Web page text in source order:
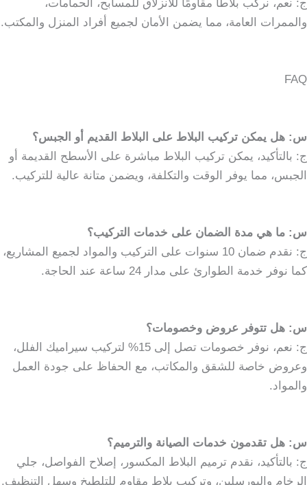
ج: نعم، نركب بلاطًا مقاومًا للانزلاق للمسابح، الحمامات،
والممرات العامة، مما يضمن الأمان لجميع أفراد المنزل والمكتب.
FAQ
س: هل يمكن تركيب البلاط على البلاط القديم أو الجبس؟
ج: بالتأكيد، يمكن تركيب البلاط مباشرة على الأسطح القديمة أو
الجبس، مما يوفر الوقت والتكلفة، ويضمن متانة عالية للتركيب.
س: ما هي مدة الضمان على خدمات التركيب؟
ج: نقدم ضمان 10 سنوات على التركيب والمواد لجميع المشاريع،
كما نوفر خدمة الطوارئ على مدار 24 ساعة عند الحاجة.
س: هل تتوفر عروض وخصومات؟
ج: نعم، نوفر خصومات تصل إلى 15% لتركيب سيراميك الفلل،
وعروض خاصة للشقق والمكاتب، مع الحفاظ على جودة العمل
والمواد.
س: هل تقدمون خدمات الصيانة والترميم؟
ج: بالتأكيد، نقدم ترميم البلاط المكسور، إصلاح الفواصل، جلي
الرخام والبورسلين، وتركيب بلاط مقاوم للتلطيخ وسهل التنظيف.